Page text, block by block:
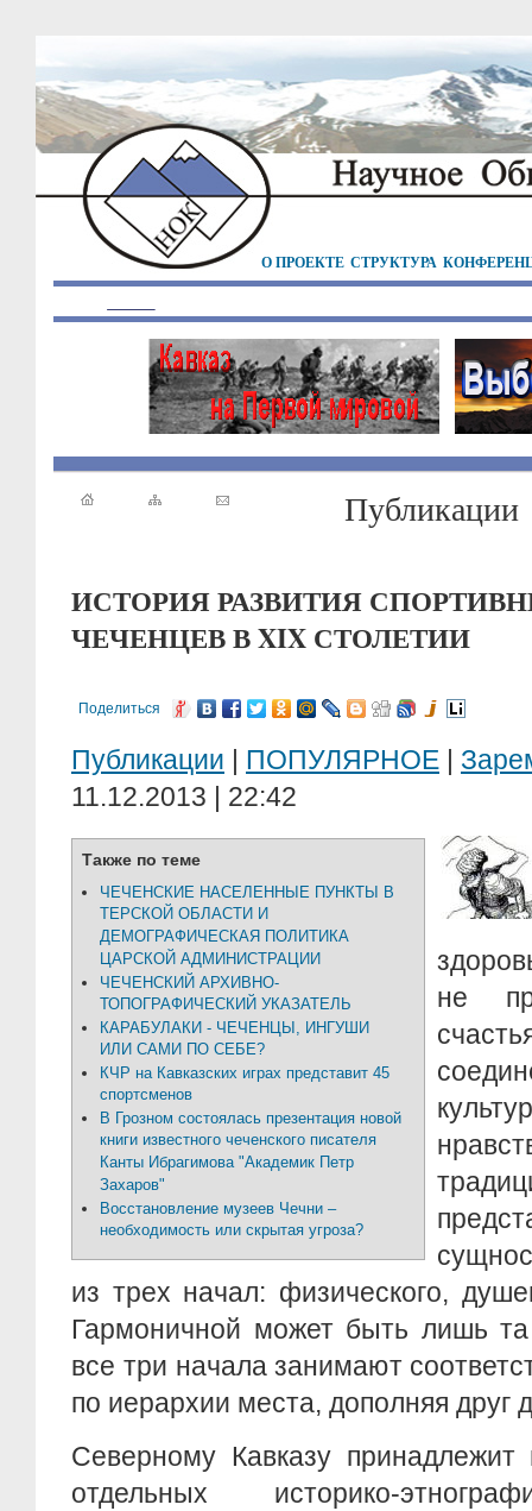
О ПРОЕКТЕ СТРУКТУРА
Публикации
ИСТОРИЯ РАЗВИТИЯ
ЧЕЧЕНЦЕВ В XIX СТОЛЕТИИ
Поделиться
Публикации | ПОПУЛЯРНОЕ |
11.12.2013 | 22:42
Также по теме
ЧЕЧЕНСКИЕ НАСЕЛЕННЫЕ ПУНКТЫ В
ТЕРСКОЙ ОБЛАСТИ И
ДЕМОГРАФИЧЕСКАЯ ПОЛИТИКА
ЦАРСКОЙ АДМИНИСТРАЦИИ
ЧЕЧЕНСКИЙ АРХИВНО-
ТОПОГРАФИЧЕСКИЙ УКАЗАТЕЛЬ
КАРАБУЛАКИ - ЧЕЧЕНЦЫ, ИНГУШИ
ИЛИ САМИ ПО СЕБЕ?
КЧР на Кавказских играх представит 45
спортсменов
В Грозном состоялась презентация новой
книги известного чеченского писателя
Канты Ибрагимова "Академик Петр
Захаров"
Восстановление музеев Чечни –
необходимость или скрытая угроза?
не
из трех начал: физического,
Гармоничной может быть лишь
все три начала занимают
по иерархии места, дополняя друг
Северному Кавказу
отдельных историко-